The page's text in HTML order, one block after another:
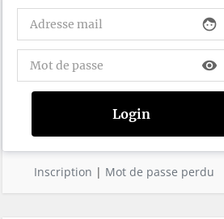
face
visibility
Inscription | Mot de passe perdu